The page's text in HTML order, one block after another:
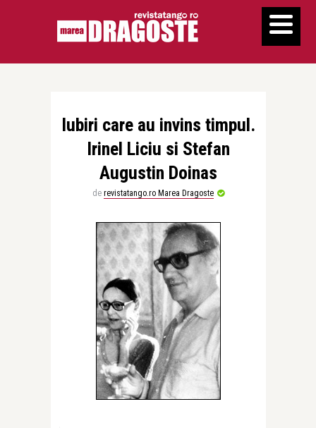
Iubiri care au invins timpul.
Irinel Liciu si Stefan
Augustin Doinas
de revistatango.ro Marea Dragoste